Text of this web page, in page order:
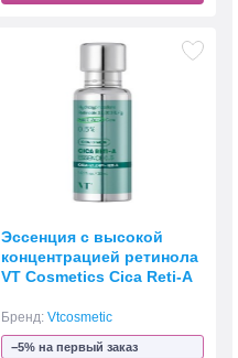
Эссенция с высокой
концентрацией ретинола
VT Cosmetics Cica Reti-A
Бренд: Vtcosmetic
−5% на первый заказ